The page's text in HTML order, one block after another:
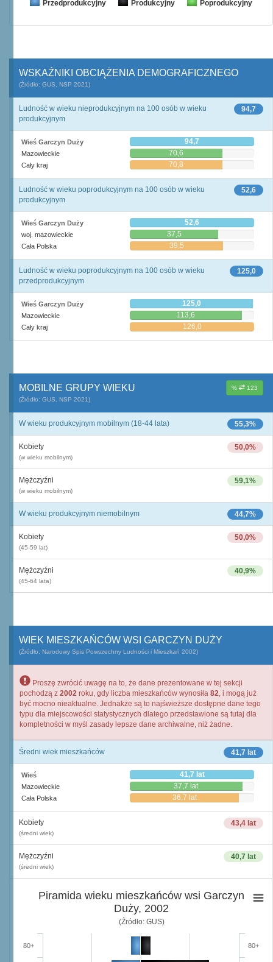
Przedprodukcyjny Produkcyjny Poprodukcyjny
WSKAŹNIKI OBCIĄŻENIA DEMOGRAFICZNEGO
(Źródło: GUS, NSP 2021)
94,7
Ludność w wieku nieprodukcyjnym na 100 osób w wieku
produkcyjnym
Wieś Garczyn Duży 94,7
Mazowieckie 70,6
Cały kraj 70,8
52,6
Ludność w wieku poprodukcyjnym na 100 osób w wieku
produkcyjnym
Wieś Garczyn Duży 52,6
woj. mazowieckie 37,5
Cała Polska 39,5
125,0
Ludność w wieku poprodukcyjnym na 100 osób w wieku
przedprodukcyjnym
Wieś Garczyn Duży 125,0
Mazowieckie 113,6
Cały kraj 126,0
% 123
MOBILNE GRUPY WIEKU
(Źródło: GUS, NSP 2021)
55,3%
W wieku produkcyjnym mobilnym (18-44 lata)
50,0%
Kobiety
(w wieku mobilnym)
59,1%
Mężczyźni
(w wieku mobilnym)
44,7%
W wieku produkcyjnym niemobilnym
50,0%
Kobiety
(45-59 lat)
40,9%
Mężczyźni
(45-64 lata)
WIEK MIESZKAŃCÓW WSI GARCZYN DUŻY
(Źródło: Narodowy Spis Powszechny Ludności i Mieszkań 2002)
Proszę zwrócić uwagę na to, że dane prezentowane w tej sekcji
pochodzą z 2002 roku, gdy liczba mieszkańców wynosiła 82, i mogą już
być mocno nieaktualne. Jednakże są to najświeższe dostępne dane tego
typu dla miejscowości statystycznych dlatego przedstawione są tutaj dla
kompletności w myśl zasady lepsze dane archiwalne, niż żadne.
41,7 lat
Średni wiek mieszkańców
Wieś 41,7 lat
Mazowieckie 37,7 lat
Cała Polska 36,7 lat
43,4 lat
Kobiety
(średni wiek)
40,7 lat
Mężczyźni
(średni wiek)
Piramida wieku mieszkańców wsi Garczyn
Duży, 2002
(Źródło: GUS)
80+ 80+